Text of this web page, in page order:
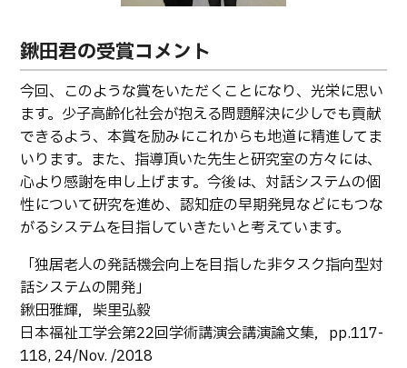
鍬田君の受賞コメント
今回、このような賞をいただくことになり、光栄に思い
ます。少子高齢化社会が抱える問題解決に少しでも貢献
できるよう、本賞を励みにこれからも地道に精進してま
いります。また、指導頂いた先生と研究室の方々には、
心より感謝を申し上げます。今後は、対話システムの個
性について研究を進め、認知症の早期発見などにもつな
がるシステムを目指していきたいと考えています。
「独居老人の発話機会向上を目指した非タスク指向型対
話システムの開発」
鍬田雅輝，柴里弘毅
日本福祉工学会第22回学術講演会講演論文集，pp.117-
118, 24/Nov. /2018